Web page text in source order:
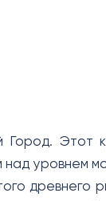
Этот
над уровнем
древнего